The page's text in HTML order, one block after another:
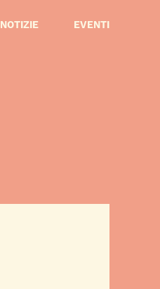
NOTIZIE EVENTI